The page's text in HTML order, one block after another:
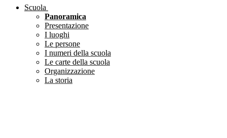
Scuola
Panoramica
Presentazione
I luoghi
Le persone
I numeri della scuola
Le carte della scuola
Organizzazione
La storia